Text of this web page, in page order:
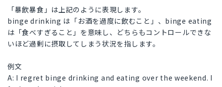
「暴飲暴食」は上記のように表現します。
binge drinking は「お酒を過度に飲むこと」、binge eating
は「食べすぎること」を意味し、どちらもコントロールできな
いほど過剰に摂取してしまう状況を指します。
例文
A: I regret binge drinking and eating over the weekend. I